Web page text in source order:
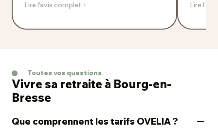
Lire l'avis complet + Lire
Toutes vos questions
Vivre sa retraite à Bourg-en-
Bresse
Que comprennent les tarifs OVELIA ?